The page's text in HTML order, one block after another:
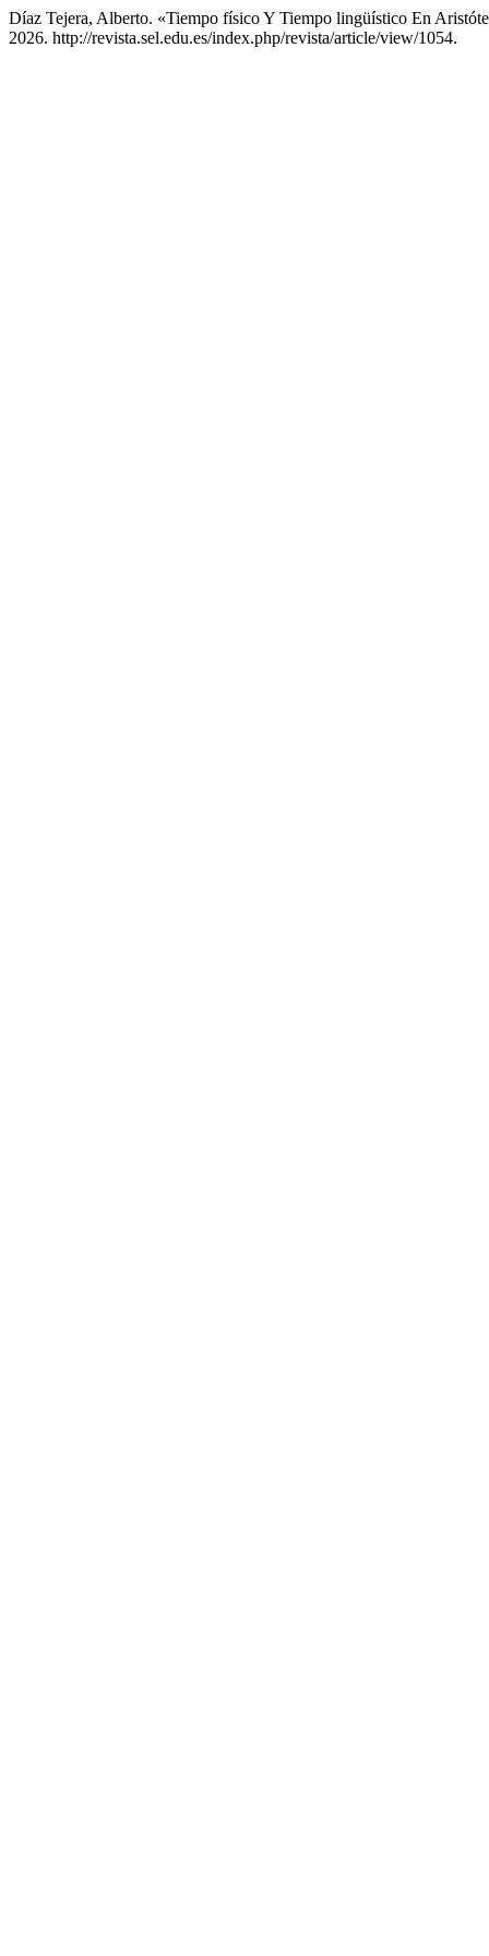
Díaz Tejera, Alberto. «Tiempo físico Y Tiempo lingüístico En
2026. http://revista.sel.edu.es/index.php/revista/article/view/1054.